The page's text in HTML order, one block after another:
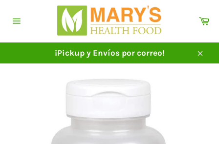
directamente
¡Pickup y Envíos por correo!